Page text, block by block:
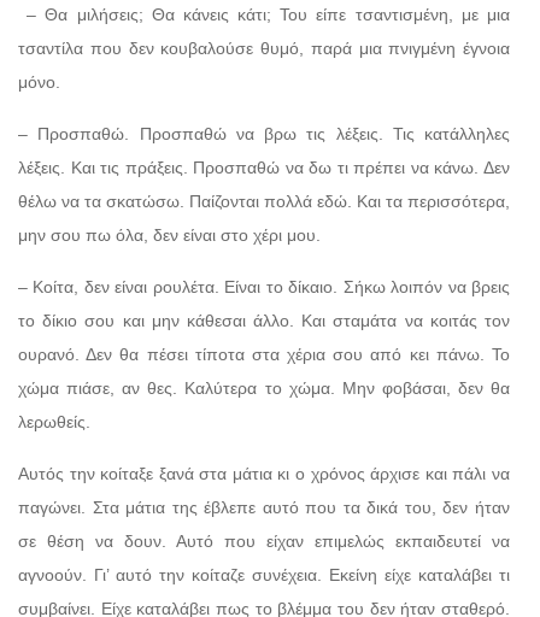
– Θα μιλήσεις; Θα κάνεις κάτι; Του είπε τσαντισμένη, με μια
τσαντίλα που δεν κουβαλούσε θυμό, παρά μια πνιγμένη έγνοια
μόνο.
– Προσπαθώ. Προσπαθώ να βρω τις λέξεις. Τις κατάλληλες
λέξεις. Και τις πράξεις. Προσπαθώ να δω τι πρέπει να κάνω. Δεν
θέλω να τα σκατώσω. Παίζονται πολλά εδώ. Και τα περισσότερα,
μην σου πω όλα, δεν είναι στο χέρι μου.
– Κοίτα, δεν είναι ρουλέτα. Είναι το δίκαιο. Σήκω λοιπόν να βρεις
το δίκιο σου και μην κάθεσαι άλλο. Και σταμάτα να κοιτάς τον
ουρανό. Δεν θα πέσει τίποτα στα χέρια σου από κει πάνω. Το
χώμα πιάσε, αν θες. Καλύτερα το χώμα. Μην φοβάσαι, δεν θα
λερωθείς.
Αυτός την κοίταξε ξανά στα μάτια κι ο χρόνος άρχισε και πάλι να
παγώνει. Στα μάτια της έβλεπε αυτό που τα δικά του, δεν ήταν
σε θέση να δουν. Αυτό που είχαν επιμελώς εκπαιδευτεί να
αγνοούν. Γι’ αυτό την κοίταζε συνέχεια. Εκείνη είχε καταλάβει τι
συμβαίνει. Είχε καταλάβει πως το βλέμμα του δεν ήταν σταθερό.